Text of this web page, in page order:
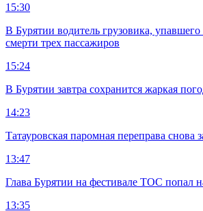
15:30
В Бурятии водитель грузовика, упавшего
смерти трех пассажиров
15:24
В Бурятии завтра сохранится жаркая
14:23
Татауровская паромная переправа снова
13:47
Глава Бурятии на фестивале ТОС попал
13:35